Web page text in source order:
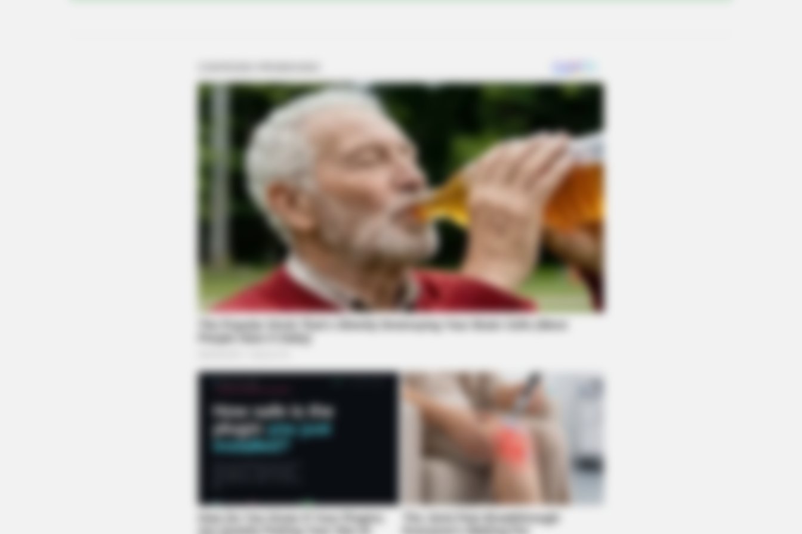
Think You Know FIFA 2026? These Facts May Surprise You
Why this ordinary drink is the secret to feeling your best
every day
Magnetic Floating Bed: All That Luxury
CTA FAVORITE
Why this ordinary drink is the secret
to feeling your best every day
Will You Survive? 10 Things To Keep In
Your Emergency Kit